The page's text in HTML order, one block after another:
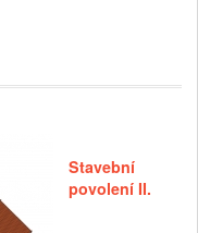
Stavební
povolení II.